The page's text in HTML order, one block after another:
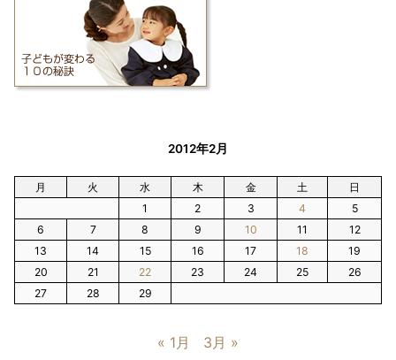
2012年2月
月 火 水 木 金 土
日
1
2 3 4
5
6
7 8 9 10 11
12
13
14 15 16 17 18
19
20
21 22 23 24 25
26
27
28 29
« 1月 3月 »